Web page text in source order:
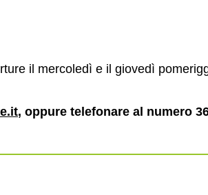
il mercoledì e il giovedì
, oppure telefonare al numero